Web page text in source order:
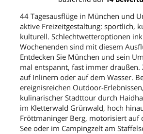
Wanderung hat man alle
Infos, die man braucht in
Box, wie die Länge und
man parken kann.Alles in
Empfehlung!
44 Tagesausflüge in München und
aktive Freizeitgestaltung: sportlich,
kulturell. Schlechtwetteroptionen
Wochenenden sind mit diesem
Entdecken Sie München und sein
mal entspannt, fast immer draußen.
auf Inlinern oder auf dem Wasser.
ereignisreichen Outdoor-
kulinarischer Stadttour durch
im Kletterwald Grünwald, hoch
Fröttmaninger Berg, motorisiert auf
See oder im Campingzelt am